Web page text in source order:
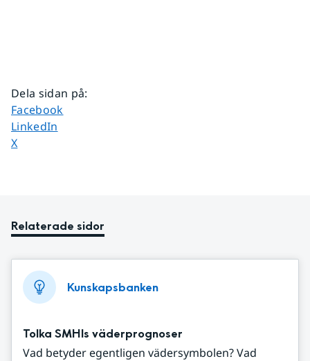
Dela sidan på:
Dela sidan på
Facebook
Dela sidan på
LinkedIn
Dela sidan på
X
Relaterade sidor
Kunskapsbanken
Tolka SMHIs väderprognoser
Vad betyder egentligen vädersymbolen? Vad